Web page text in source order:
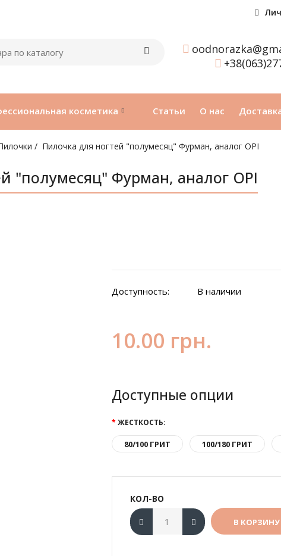
косметика Статьи О нас
Пилочка для ногтей "полумесяц" Фурман, аналог OPI
"полумесяц" Фурман, аналог OPI
Доступность: В наличии
10.00 грн.
Доступные опции
ЖЕСТКОСТЬ:
80/100 ГРИТ 100/180 ГРИТ
КОЛ-ВО